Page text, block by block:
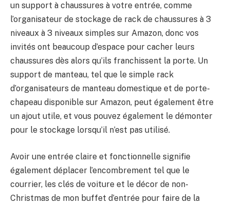
un support à chaussures à votre entrée, comme
l’organisateur de stockage de rack de chaussures à 3
niveaux à 3 niveaux simples sur Amazon, donc vos
invités ont beaucoup d’espace pour cacher leurs
chaussures dès alors qu’ils franchissent la porte. Un
support de manteau, tel que le simple rack
d’organisateurs de manteau domestique et de porte-
chapeau disponible sur Amazon, peut également être
un ajout utile, et vous pouvez également le démonter
pour le stockage lorsqu’il n’est pas utilisé.
Avoir une entrée claire et fonctionnelle signifie
également déplacer l’encombrement tel que le
courrier, les clés de voiture et le décor de non-
Christmas de mon buffet d’entrée pour faire de la